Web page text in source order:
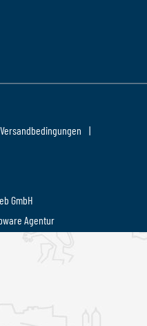
GmbH
Versandbedingungen
Agentur